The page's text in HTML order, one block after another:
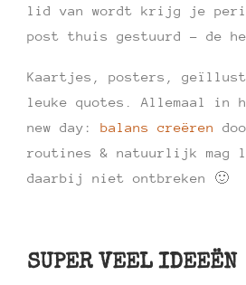
lid van wordt krijg je
post thuis gestuurd – de
Kaartjes, posters,
leuke quotes. Allemaal in
new day: balans creëren
routines & natuurlijk mag
daarbij niet ontbreken 🙂
SUPER VEEL IDEEËN